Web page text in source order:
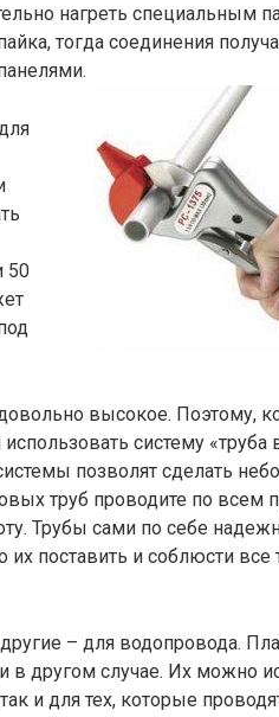
нагреть специальным
тогда соединения
50
высокое. Поэтому,
систему «труба
позволят сделать
труб проводите по всем
Трубы сами по себе
поставить и соблюсти все
– для водопровода.
в другом случае. Их можно
и для тех, которые